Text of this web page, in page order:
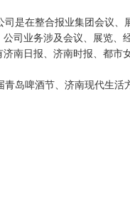
是在整合报业集团会议、
司业务涉及会议、展览、经
南日报、济南时报、都市女
岛啤酒节、济南现代生活